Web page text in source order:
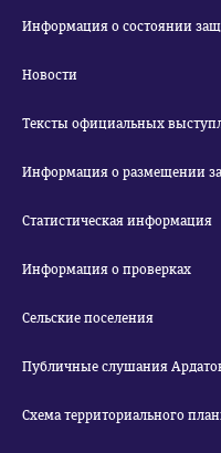
Информация о состоянии
Новости
Тексты официальных
Информация о размещении
Статистическая информация
Информация о проверках
Сельские поселения
Публичные слушания
Схема территориального